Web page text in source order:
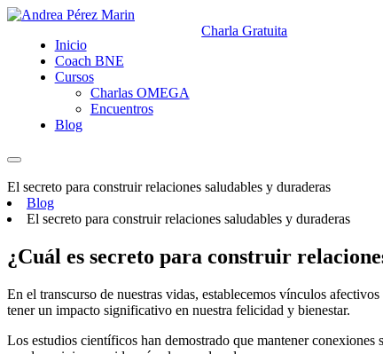
Inicio
Coach BNE
Cursos
Charlas OMEGA
Encuentros
Blog
Charla Gratuita
El secreto para construir relaciones saludables y duraderas
Blog
El secreto para construir relaciones saludables y duraderas
¿Cuál es secreto para construir
En el transcurso de nuestras vidas, establecemos vínculos
tener un impacto significativo en nuestra felicidad y bienestar.
Los estudios científicos han demostrado que mantener